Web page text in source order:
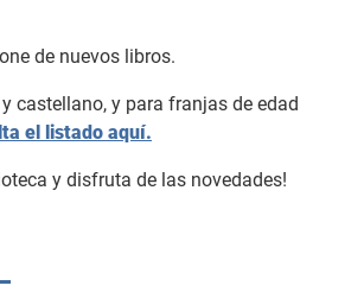
de nuevos libros.
castellano, y para franjas de edad
el listado aquí.
y disfruta de las novedades!